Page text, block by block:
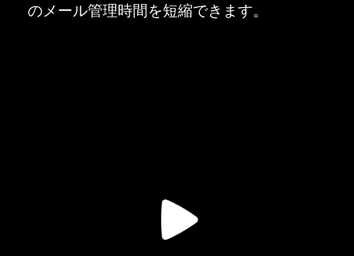
のメール管理時間を短縮できます。